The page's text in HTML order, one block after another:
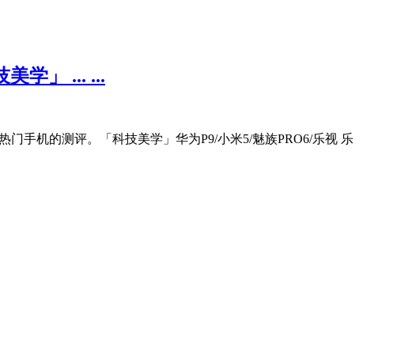
美学」 ... ...
手机的测评。「科技美学」华为P9/小米5/魅族PRO6/乐视 乐